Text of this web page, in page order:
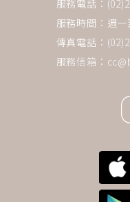
服務電話：
服務時間：週
傳真電話：
服務信箱：